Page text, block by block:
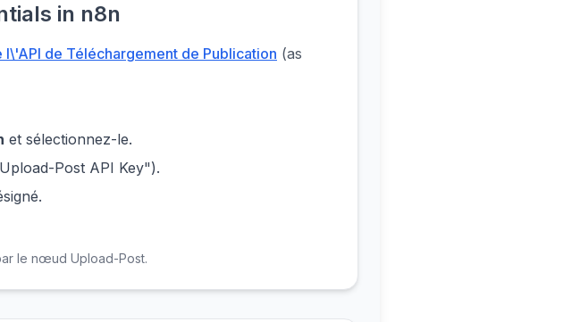
in n8n
l\'API de Téléchargement de Publication (as
et sélectionnez-le.
Post API Key").
le nœud Upload-Post.